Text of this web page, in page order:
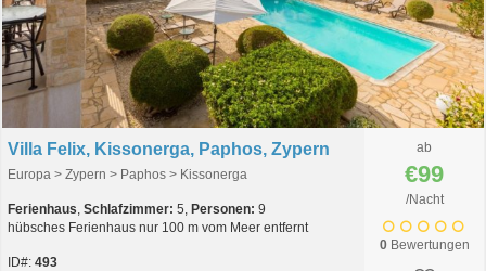
Villa Felix, Kissonerga, Paphos, Zypern
Europa > Zypern > Paphos > Kissonerga
Ferienhaus, Schlafzimmer: 5, Personen: 9
hübsches Ferienhaus nur 100 m vom Meer entfernt
ID#: 493
ab
€99
/Nacht
0Bewertungen